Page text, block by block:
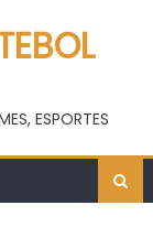
ESPORTES